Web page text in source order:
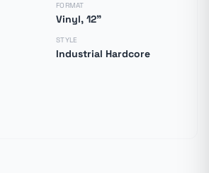
FORMAT
Vinyl, 12"
STYLE
Industrial Hardcore